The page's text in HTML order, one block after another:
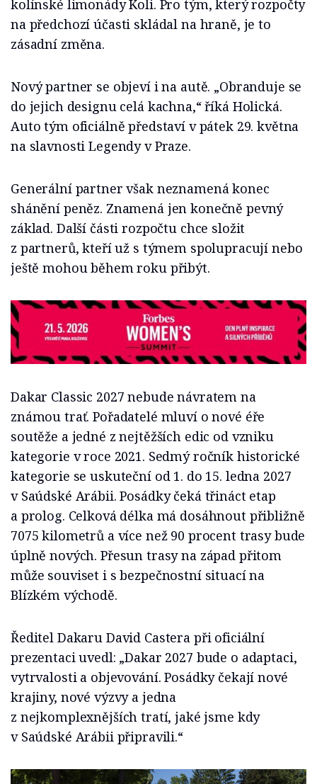
kolínské limonády Koli. Pro tým, který rozpočty
na předchozí účasti skládal na hraně, je to
zásadní změna.
Nový partner se objeví i na autě. „Obranduje se
do jejich designu celá kachna,“ říká Holická.
Auto tým oficiálně představí v pátek 29. května
na slavnosti Legendy v Praze.
Generální partner však neznamená konec
shánění peněz. Znamená jen konečně pevný
základ. Další části rozpočtu chce složit
z partnerů, kteří už s týmem spolupracují nebo
ještě mohou během roku přibýt.
Dakar Classic 2027 nebude návratem na
známou trať. Pořadatelé mluví o nové éře
soutěže a jedné z nejtěžších edic od vzniku
kategorie v roce 2021. Sedmý ročník historické
kategorie se uskuteční od 1. do 15. ledna 2027
v Saúdské Arábii. Posádky čeká třináct etap
a prolog. Celková délka má dosáhnout přibližně
7075 kilometrů a více než 90 procent trasy bude
úplně nových. Přesun trasy na západ přitom
může souviset i s bezpečnostní situací na
Blízkém východě.
Ředitel Dakaru David Castera při oficiální
prezentaci uvedl: „Dakar 2027 bude o adaptaci,
vytrvalosti a objevování. Posádky čekají nové
krajiny, nové výzvy a jedna
z nejkomplexnějších tratí, jaké jsme kdy
v Saúdské Arábii připravili.“